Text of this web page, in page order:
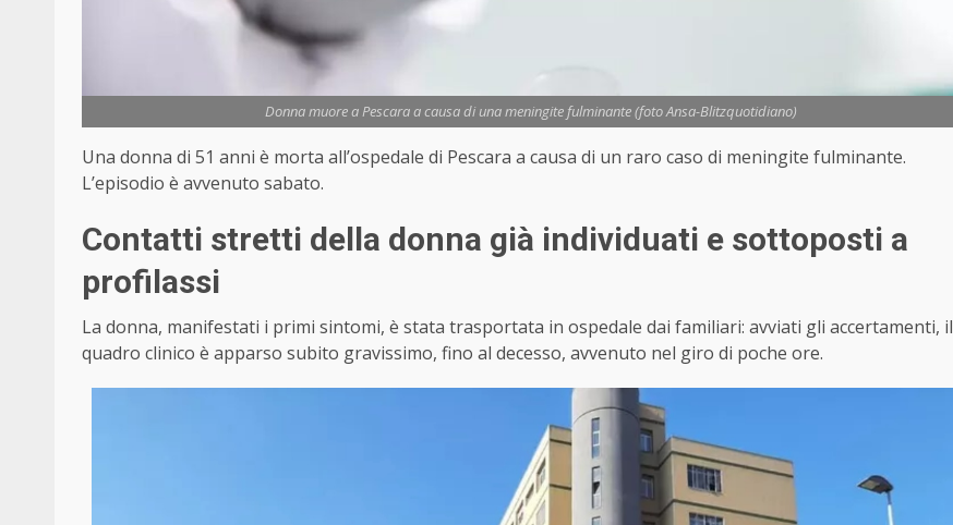
Donna muore a Pescara a causa di una meningite fulminante (foto Ansa-Blitzquotidiano)
Una donna di 51 anni è morta all’ospedale di Pescara a causa di un raro caso di meningite fulminante.
L’episodio è avvenuto sabato.
Contatti stretti della donna già individuati e sottoposti a
profilassi
La donna, manifestati i primi sintomi, è stata trasportata in ospedale dai familiari: avviati gli accertamenti, il
quadro clinico è apparso subito gravissimo, fino al decesso, avvenuto nel giro di poche ore.